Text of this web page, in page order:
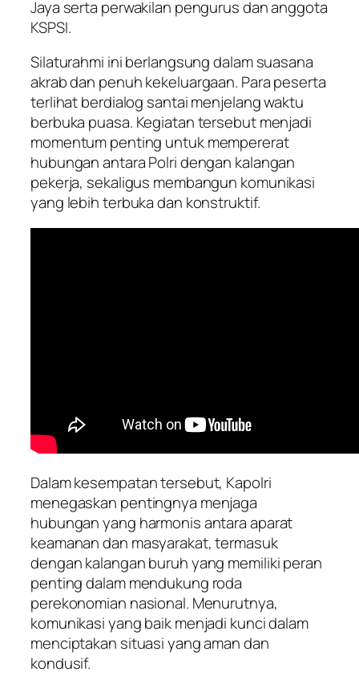
Jaya serta perwakilan pengurus dan anggota
KSPSI.
Silaturahmi ini berlangsung dalam suasana
akrab dan penuh kekeluargaan. Para peserta
terlihat berdialog santai menjelang waktu
berbuka puasa. Kegiatan tersebut menjadi
momentum penting untuk mempererat
hubungan antara Polri dengan kalangan
pekerja, sekaligus membangun komunikasi
yang lebih terbuka dan konstruktif.
Dalam kesempatan tersebut, Kapolri
menegaskan pentingnya menjaga
hubungan yang harmonis antara aparat
keamanan dan masyarakat, termasuk
dengan kalangan buruh yang memiliki peran
penting dalam mendukung roda
perekonomian nasional. Menurutnya,
komunikasi yang baik menjadi kunci dalam
menciptakan situasi yang aman dan
kondusif.